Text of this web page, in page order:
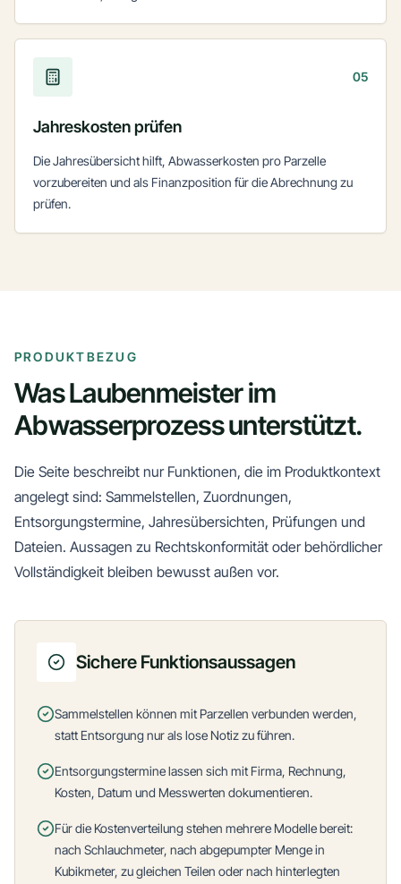
05
Jahreskosten prüfen
Die Jahresübersicht hilft, Abwasserkosten pro Parzelle
vorzubereiten und als Finanzposition für die Abrechnung zu
prüfen.
PRODUKTBEZUG
Was Laubenmeister im
Abwasserprozess unterstützt.
Die Seite beschreibt nur Funktionen, die im Produktkontext
angelegt sind: Sammelstellen, Zuordnungen,
Entsorgungstermine, Jahresübersichten, Prüfungen und
Dateien. Aussagen zu Rechtskonformität oder behördlicher
Vollständigkeit bleiben bewusst außen vor.
Sichere Funktionsaussagen
Sammelstellen können mit Parzellen verbunden werden,
statt Entsorgung nur als lose Notiz zu führen.
Entsorgungstermine lassen sich mit Firma, Rechnung,
Kosten, Datum und Messwerten dokumentieren.
Für die Kostenverteilung stehen mehrere Modelle bereit:
nach Schlauchmeter, nach abgepumpter Menge in
Kubikmeter, zu gleichen Teilen oder nach hinterlegten